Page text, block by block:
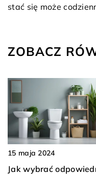
stać się może
ZOBACZ
15 maja 2024
Jak wybrać